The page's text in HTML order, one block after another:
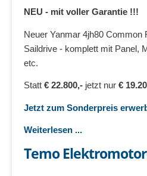
NEU - mit voller Garantie !!!
Neuer Yanmar 4jh80 Common
Saildrive - komplett mit Panel,
etc.
Statt € 22.800,- jetzt nur €
Jetzt zum Sonderpreis
Weiterlesen ...
Temo